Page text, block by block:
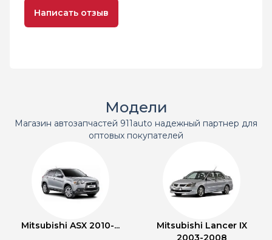
Написать отзыв
Модели
Магазин автозапчастей 911auto надежный партнер для
оптовых покупателей
Mitsubishi ASX 2010-...
Mitsubishi Lancer IX
2003-2008